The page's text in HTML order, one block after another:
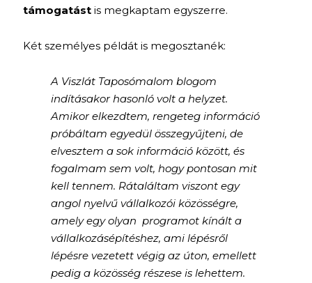
támogatást is megkaptam egyszerre.
Két személyes példát is megosztanék:
A Viszlát Taposómalom blogom
indításakor hasonló volt a helyzet.
Amikor elkezdtem, rengeteg információ
próbáltam egyedül összegyűjteni, de
elvesztem a sok információ között, és
fogalmam sem volt, hogy pontosan mit
kell tennem. Rátaláltam viszont egy
angol nyelvű vállalkozói közösségre,
amely egy olyan programot kínált a
vállalkozásépítéshez, ami lépésről
lépésre vezetett végig az úton, emellett
pedig a közösség részese is lehettem.